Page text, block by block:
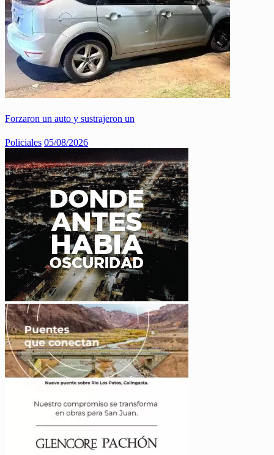
Forzaron un auto y sustrajeron un
Policiales 05/08/2026